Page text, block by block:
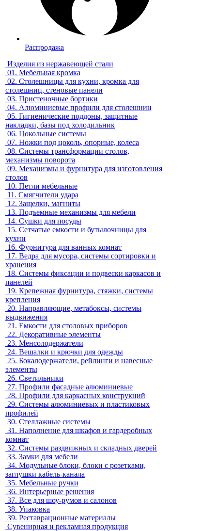
Распродажа
Изделия из нержавеющей стали
01. Мебельная кромка
02. Столешницы для кухни, кромка для
столешниц, стеновые панели
03. Пристеночные бортики
04. Алюминиевые профили для столешниц
05. Гигиенические поддоны, защитные
накладки, базы под холодильник
06. Цокольные системы
07. Ножки под цоколь, опорные, колеса
08. Системы трансформации столов,
механизмы поворота
09. Механизмы и фурнитура для изготовления
столов
10. Петли мебельные
11. Смягчители удара
12. Защелки, магниты
13. Подъемные механизмы для мебели
14. Сушки для посуды
15. Сетчатые емкости и бутылочницы для
кухни
16. Фурнитура для ванных комнат
17. Ведра для мусора, системы сортировки и
хранения
18. Системы фиксации и подвески каркасов и
панелей
19. Крепежная фурнитура, стяжки, системы
крепления
20. Направляющие, метабоксы, системы
выдвижения
21. Емкости для столовых приборов
22. Декоративные элементы
23. Менсолодержатели
24. Вешалки и крючки для одежды
25. Бокалодержатели, рейлинги и навесные
элементы
26. Светильники
27. Профили фасадные алюминиевые
28. Профили для каркасных конструкций
29. Системы алюминиевых и пластиковых
профилей
30. Стеллажные системы
31. Наполнение для шкафов и гардеробных
комнат
32. Системы раздвижных и складных дверей
33. Замки для мебели
34. Модульные блоки, блоки с розетками,
заглушки кабель-канала
35. Мебельные ручки
36. Интерьерные решения
37. Все для шоу-румов и салонов
38. Упаковка
39. Реставрационные материалы
Сувенирная и рекламная продукция